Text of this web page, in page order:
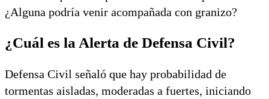
¿Alguna podría venir acompañada con granizo?
¿Cuál es la Alerta de Defensa Civil?
Defensa Civil señaló que hay probabilidad de
tormentas aisladas, moderadas a fuertes, iniciando